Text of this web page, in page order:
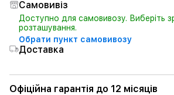
Самовивіз
Доступно для самовивозу. Виберіть
розташування.
Обрати пункт самовивозу
Доставка
Офіційна гарантія до 12 місяців